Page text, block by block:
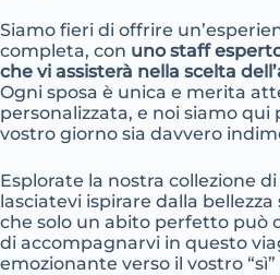
Siamo fieri di offrire
completa, con uno staff
che vi assisterà nella scelta
Ogni sposa è unica e merita
personalizzata, e noi siamo qui
vostro giorno sia davvero
Esplorate la nostra collezione
lasciatevi ispirare dalla
che solo un abito perfetto può
di accompagnarvi in questo
emozionante verso il vostro